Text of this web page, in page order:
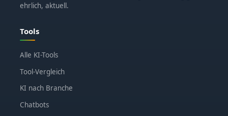
ehrlich, aktuell.
Tools
Alle KI-Tools
Tool-Vergleich
KI nach Branche
Chatbots